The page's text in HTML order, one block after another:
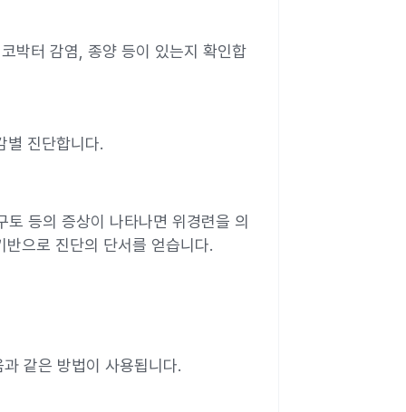
박터 감염, 종양 등이 있는지 확인합
별 진단합니다.
등의 증상이 나타나면 위경련을 의
으로 진단의 단서를 얻습니다.
같은 방법이 사용됩니다.